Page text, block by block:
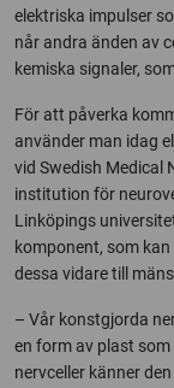
elektriska impulser
når andra änden av
kemiska signaler,
För att påverka
använder man idag
vid Swedish Medical
institution för
Linköpings
komponent, som
dessa vidare till
– Vår konstgjorda
en form av plast
nervceller känner